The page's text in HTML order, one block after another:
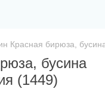
Красная бирюза,
бусина
(1449)